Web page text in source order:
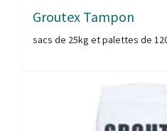
Groutex Tampon
sacs de 25kg et palettes de